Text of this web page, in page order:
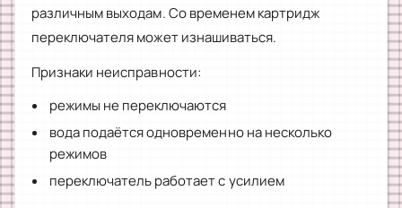
различным выходам. Со временем картридж
переключателя может изнашиваться.
Признаки неисправности:
режимы не переключаются
вода подаётся одновременно на несколько
режимов
переключатель работает с усилием